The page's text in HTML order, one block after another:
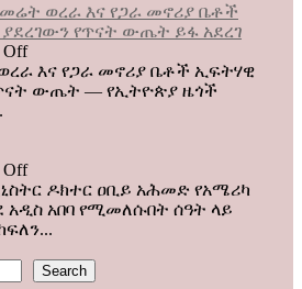
እርዳታ
ሊታገድ
እንደማይገባ
6
የአሜሪካ
አሳሰቡ
ወረራ እና የጋራ መኖሪያ ቤቶች
የጥናት ውጤት ይፋ አደረገ
Offon
ኢዜማ
በአዲስ
ወረራ
እና
የጋራ
መኖሪያ
ኢፍትሃዊ
እና የጋራ መኖሪያ ቤቶች ኢፍትሃዊ
ጥናት ውጤት — የኢትዮጵያ ዜጎች
Offon
ከሚነሶታ
እስከ
አዲስ
ዶክተር ዐቢይ አሕመድ የአሜሪካ
አበባ የሚመለሱበት ሰዓት ላይ
Search